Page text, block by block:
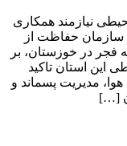
نیازمند همکاری
حفاظت از
در خوزستان، بر
این استان تاکید
مدیریت پسماند و
[…]